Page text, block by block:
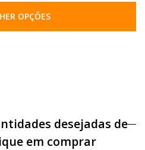
OPÇÕES
desejadas de
em comprar